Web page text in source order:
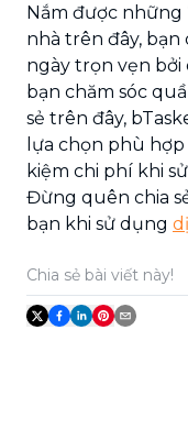
​Nắm được những
nhà trên đây,
ngày trọn vẹn bởi
bạn chăm sóc
sẻ trên đây,
lựa chọn phù
kiệm chi phí khi
Đừng quên chia
bạn khi sử dụng
Chia sẻ bài viết này!